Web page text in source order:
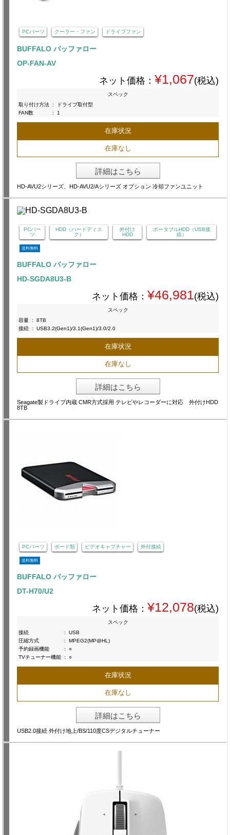
PCパーツ クーラー・ファン ドライブファン
BUFFALO バッファロー
OP-FAN-AV
ネット価格： ¥1,067(税込)
スペック
取り付け方法 :
ドライブ取付型
FAN数
: 1
在庫状況
在庫なし
詳細はこちら
HD-AVU2シリーズ、HD-AVU2/Aシリーズ オプション 冷却ファンユニット
PCパー
ツ
HDD（ハードディス
ク）
外付け
HDD
ポータブルHDD（USB接
続）
送料無料
BUFFALO バッファロー
HD-SGDA8U3-B
ネット価格： ¥46,981 (税込)
スペック
容量 :
8TB
接続 : USB3.2(Gen1)/3.1(Gen1)/3.0/2.0
在庫状況
在庫なし
詳細はこちら
Seagate製ドライブ内蔵 CMR方式採用 テレビやレコーダーに対応 外付けHDD
8TB
PCパーツ ボード類 ビデオキャプチャー 外付接続
送料無料
BUFFALO バッファロー
DT-H70/U2
ネット価格： ¥12,078(税込)
スペック
接続
:
USB
圧縮方式
:
MPEG2(MP@HL)
予約録画機能
:
○
TVチューナー機能 : ○
在庫状況
在庫なし
詳細はこちら
USB2.0接続 外付け地上/BS/110度CSデジタルチューナー